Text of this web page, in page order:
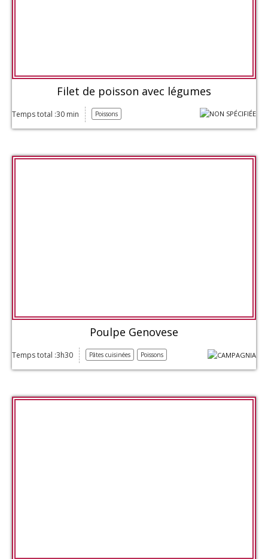
Filet de poisson avec légumes
Temps total :30 min Poissons
Poulpe Genovese
Temps total :3h30 Pâtes cuisinées Poissons